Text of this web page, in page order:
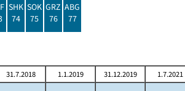
SHK
74
SOK
75
GRZ
76
ABG
77
31.7.2018 1.1.2019 31.12.2019 1.7.2021